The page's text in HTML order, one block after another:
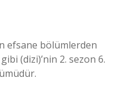
efsane bölümlerden
(dizi)’nin 2. sezon 6.